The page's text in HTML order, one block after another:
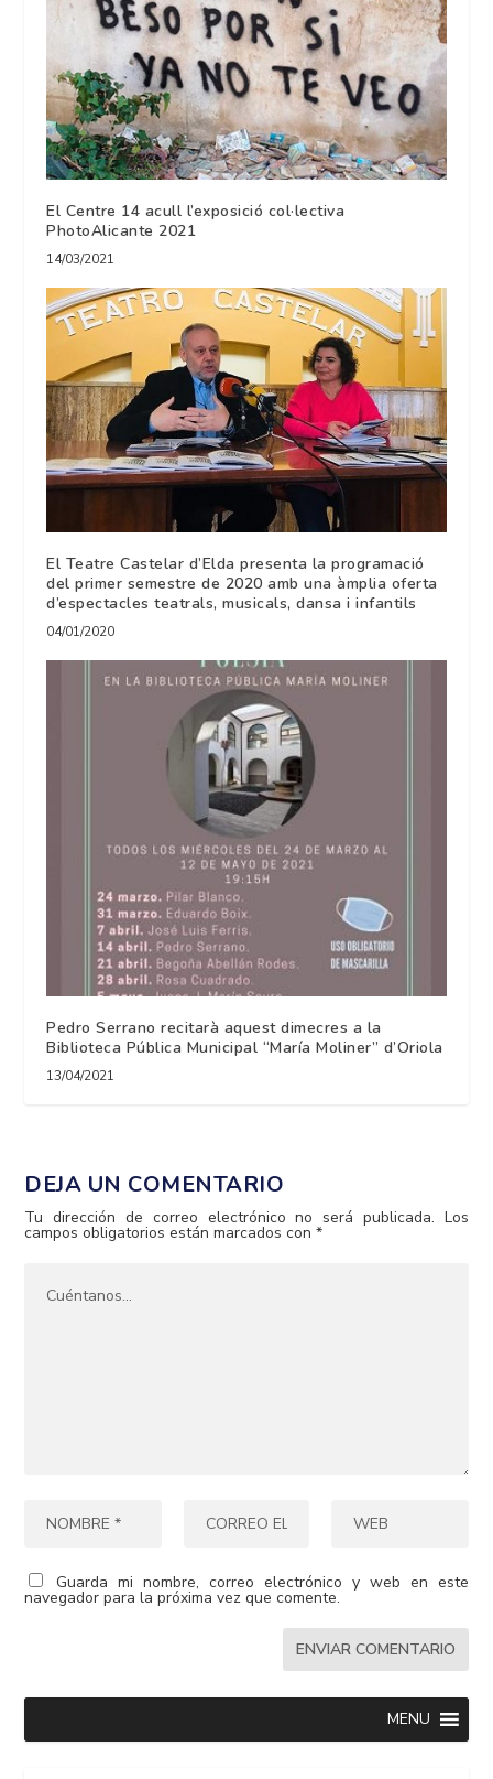
El Centre 14 acull l’exposició col·lectiva
PhotoAlicante 2021
14/03/2021
El Teatre Castelar d’Elda presenta la programació
del primer semestre de 2020 amb una àmplia oferta
d’espectacles teatrals, musicals, dansa i infantils
04/01/2020
Pedro Serrano recitarà aquest dimecres a la
Biblioteca Pública Municipal “María Moliner” d’Oriola
13/04/2021
DEJA UN COMENTARIO
Tu dirección de correo electrónico no será publicada. Los
campos obligatorios están marcados con*
Guarda mi nombre, correo electrónico y web en este
navegador para la próxima vez que comente.
MENU